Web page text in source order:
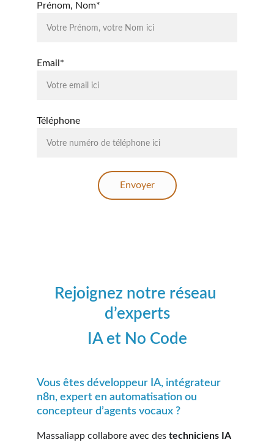
Prénom, Nom*
Email*
Téléphone
Envoyer
Rejoignez notre réseau
d’experts
IA et No Code
Vous êtes développeur IA, intégrateur
n8n, expert en automatisation ou
concepteur d’agents vocaux ?
Massaliapp collabore avec des techniciens IA